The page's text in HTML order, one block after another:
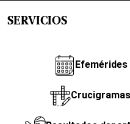
SERVICIOS
Efemérides
Crucigramas